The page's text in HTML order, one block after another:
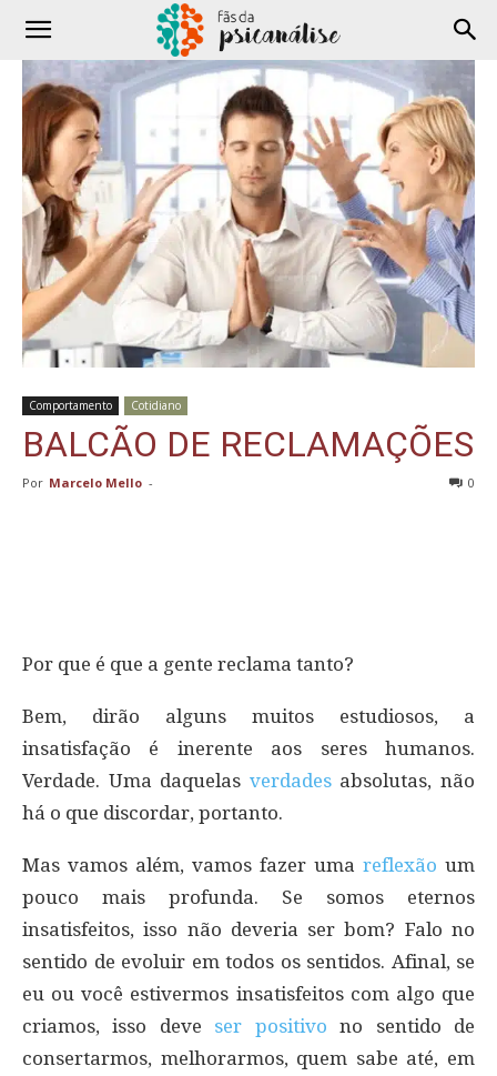
Comportamento Cotidiano
BALCÃO DE RECLAMAÇÕES
Por Marcelo Mello - 0
Por que é que a gente reclama tanto?
Bem, dirão alguns muitos estudiosos, a
insatisfação é inerente aos seres humanos.
Verdade. Uma daquelas verdadesabsolutas, não
há o que discordar, portanto.
Mas vamos além, vamos fazer uma reflexão um
pouco mais profunda. Se somos eternos
insatisfeitos, isso não deveria ser bom? Falo no
sentido de evoluir em todos os sentidos. Afinal, se
eu ou você estivermos insatisfeitos com algo que
criamos, isso deve ser positivo no sentido de
consertarmos, melhorarmos, quem sabe até, em